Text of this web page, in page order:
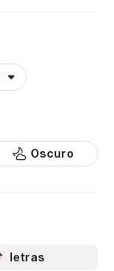
Oscuro
letras